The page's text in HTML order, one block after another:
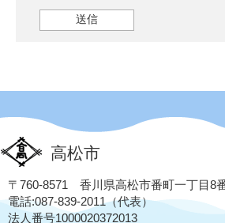
高松市
〒760-8571 香川県高松市番町一丁目8
電話:087-839-2011（代表）
法人番号1000020372013